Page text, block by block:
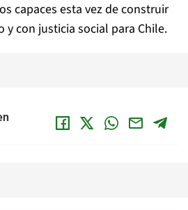
capaces esta vez de construir
con justicia social para Chile.